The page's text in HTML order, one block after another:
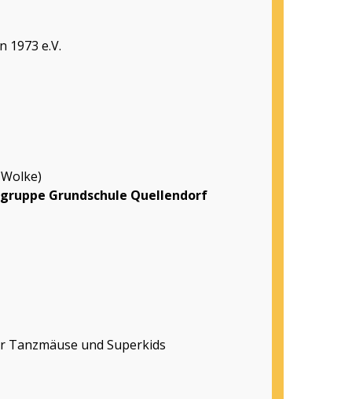
e.V.
Grundschule Quellendorf
und Superkids